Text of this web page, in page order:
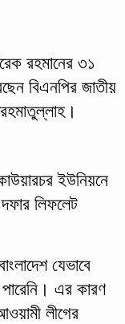
রহমানের ৩১
বিএনপির জাতীয়
ইউনিয়নে
লিফলেট
যেভাবে
এর কারণ
লীগের